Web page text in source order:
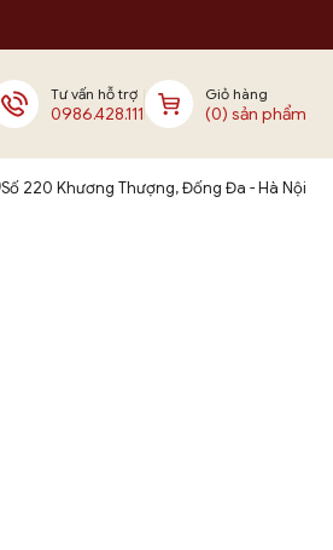
Tư vấn hỗ trợ
0986.428.111
Giỏ hàng
(0) sản phẩm
Số 220 Khương Thượng, Đống Đa - Hà Nội